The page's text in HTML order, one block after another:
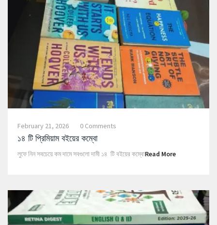
February 21, 2026 0 Comments
১৪ টি প্রিমিয়াম বইয়ের কম্বো
লুফে নিন সবচেয়ে কম দামে সবগুলো দামী ১৪ টি বইয়ের কম্বোRead More